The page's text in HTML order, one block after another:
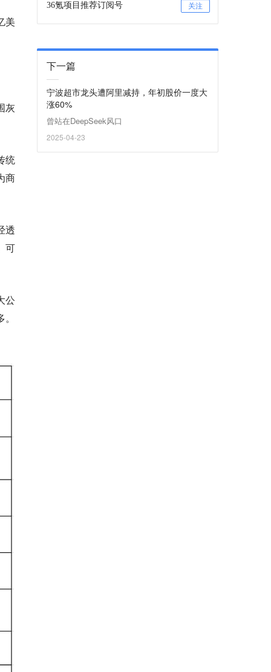
美
灰
统
商
透
可
公
36氪项目推荐订阅号 关注
下一篇
宁波超市龙头遭阿里减持，年初股价一度大
涨60%
曾站在DeepSeek风口
2025-04-23